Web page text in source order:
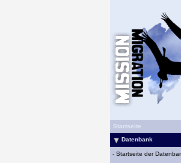
Startseite
Datenbank
- Startseite der